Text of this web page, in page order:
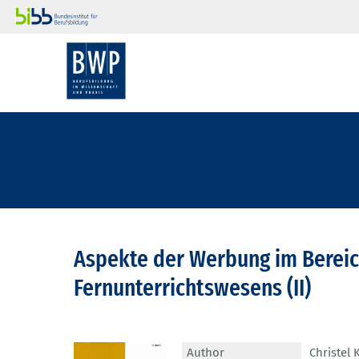
Aspekte der Werbung im
Fernunterrichtswesens (II)
Author Christel